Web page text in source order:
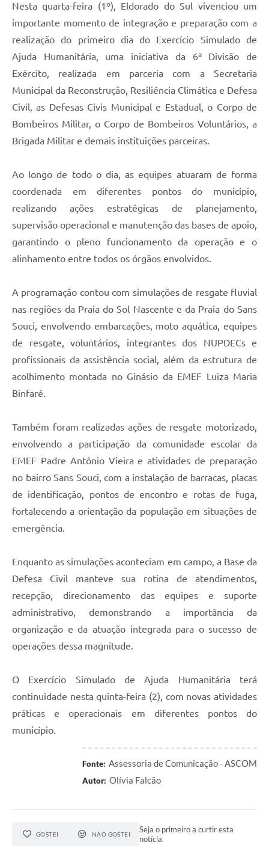
Nesta quarta-feira (1º), Eldorado do Sul vivenciou um
importante momento de integração e preparação com a
realização do primeiro dia do Exercício Simulado de
Ajuda Humanitária, uma iniciativa da 6ª Divisão de
Exército, realizada em parceria com a Secretaria
Municipal da Reconstrução, Resiliência Climática e Defesa
Civil, as Defesas Civis Municipal e Estadual, o Corpo de
Bombeiros Militar, o Corpo de Bombeiros Voluntários, a
Brigada Militar e demais instituições parceiras.
Ao longo de todo o dia, as equipes atuaram de forma
coordenada em diferentes pontos do município,
realizando ações estratégicas de planejamento,
supervisão operacional e manutenção das bases de apoio,
garantindo o pleno funcionamento da operação e o
alinhamento entre todos os órgãos envolvidos.
A programação contou com simulações de resgate fluvial
nas regiões da Praia do Sol Nascente e da Praia do Sans
Souci, envolvendo embarcações, moto aquática, equipes
de resgate, voluntários, integrantes dos NUPDECs e
profissionais da assistência social, além da estrutura de
acolhimento montada no Ginásio da EMEF Luiza Maria
Binfaré.
Também foram realizadas ações de resgate motorizado,
envolvendo a participação da comunidade escolar da
EMEF Padre Antônio Vieira e atividades de preparação
no bairro Sans Souci, com a instalação de barracas, placas
de identificação, pontos de encontro e rotas de fuga,
fortalecendo a orientação da população em situações de
emergência.
Enquanto as simulações aconteciam em campo, a Base da
Defesa Civil manteve sua rotina de atendimentos,
recepção, direcionamento das equipes e suporte
administrativo, demonstrando a importância da
organização e da atuação integrada para o sucesso de
operações dessa magnitude.
O Exercício Simulado de Ajuda Humanitária terá
continuidade nesta quinta-feira (2), com novas atividades
práticas e operacionais em diferentes pontos do
município.
Fonte: Assessoria de Comunicação - ASCOM
Autor: Olívia Falcão
GOSTEI NÃO GOSTEI
Seja o primeiro a curtir esta
notícia.